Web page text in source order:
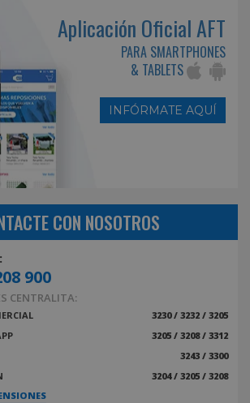
Aplicación Oficial AFT
PARA SMARTPHONES
& TABLETS
INFÓRMATE AQUÍ
CON NOSOTROS
900
CENTRALITA:
3230 / 3232 / 3205
3205 / 3208 / 3312
3243 / 3300
3204 / 3205 / 3208